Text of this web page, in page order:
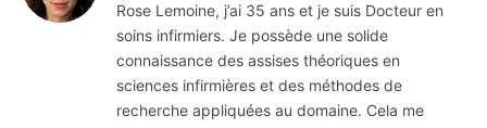
Rose Lemoine, j’ai 35 ans et je suis Docteur en
soins infirmiers. Je possède une solide
connaissance des assises théoriques en
sciences infirmières et des méthodes de
recherche appliquées au domaine. Cela me